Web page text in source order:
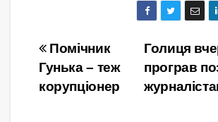
Навігація
записів
Голиця
програв
Помічник
Гунька – теж
корупціонер